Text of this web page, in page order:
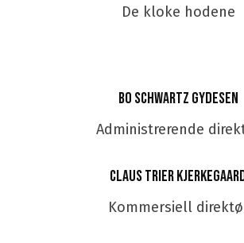
De kloke hodene
Bo Schwartz Gydesen
Administrerende
Claus Trier
Kommersiell